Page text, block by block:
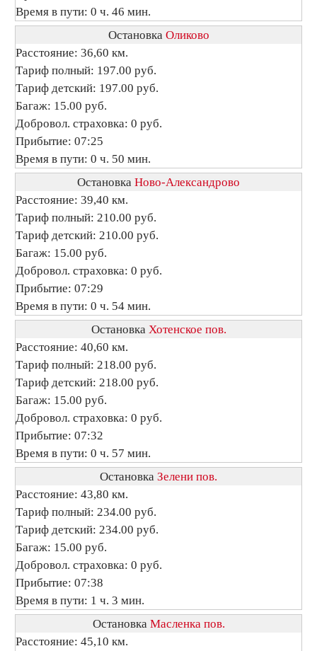
Время в пути: 0 ч. 46 мин.
Остановка Оликово
Расстояние: 36,60 км.
Тариф полный: 197.00 руб.
Тариф детский: 197.00 руб.
Багаж: 15.00 руб.
Добровол. страховка: 0 руб.
Прибытие: 07:25
Время в пути: 0 ч. 50 мин.
Остановка Ново-Александрово
Расстояние: 39,40 км.
Тариф полный: 210.00 руб.
Тариф детский: 210.00 руб.
Багаж: 15.00 руб.
Добровол. страховка: 0 руб.
Прибытие: 07:29
Время в пути: 0 ч. 54 мин.
Остановка Хотенское пов.
Расстояние: 40,60 км.
Тариф полный: 218.00 руб.
Тариф детский: 218.00 руб.
Багаж: 15.00 руб.
Добровол. страховка: 0 руб.
Прибытие: 07:32
Время в пути: 0 ч. 57 мин.
Остановка Зелени пов.
Расстояние: 43,80 км.
Тариф полный: 234.00 руб.
Тариф детский: 234.00 руб.
Багаж: 15.00 руб.
Добровол. страховка: 0 руб.
Прибытие: 07:38
Время в пути: 1 ч. 3 мин.
Остановка Масленка пов.
Расстояние: 45,10 км.